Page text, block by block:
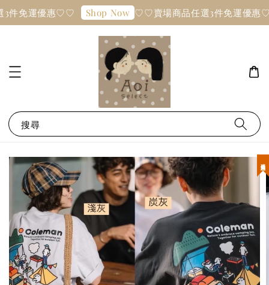
件免運優惠♡♡ Shop Now ♡♡賣場商品任選3件免運優惠
搜尋